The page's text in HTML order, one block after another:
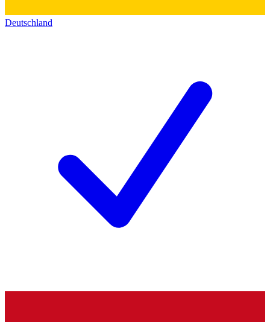
Deutschland